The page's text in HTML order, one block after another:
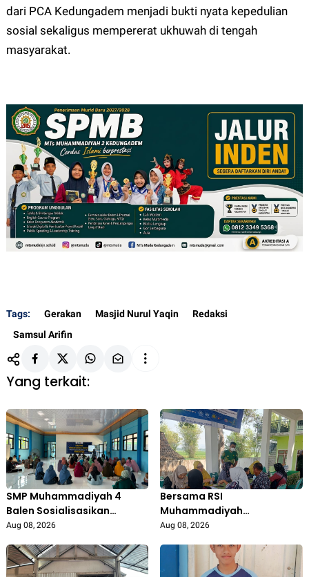
dari PCA Kedungadem menjadi bukti nyata kepedulian
sosial sekaligus mempererat ukhuwah di tengah
masyarakat.
Tags: Gerakan Masjid Nurul Yaqin
Redaksi
Samsul Arifin
Yang terkait:
SMP Muhammadiyah 4
Balen Sosialisasikan
Program Sekolah dan Gelar
Murid
Aug 08, 2026
Bersama RSI
Muhammadiyah
Sumberrejo, KKN STITMUBO
Kesehatan Masyarakat
Desa Prigi
Aug 08, 2026